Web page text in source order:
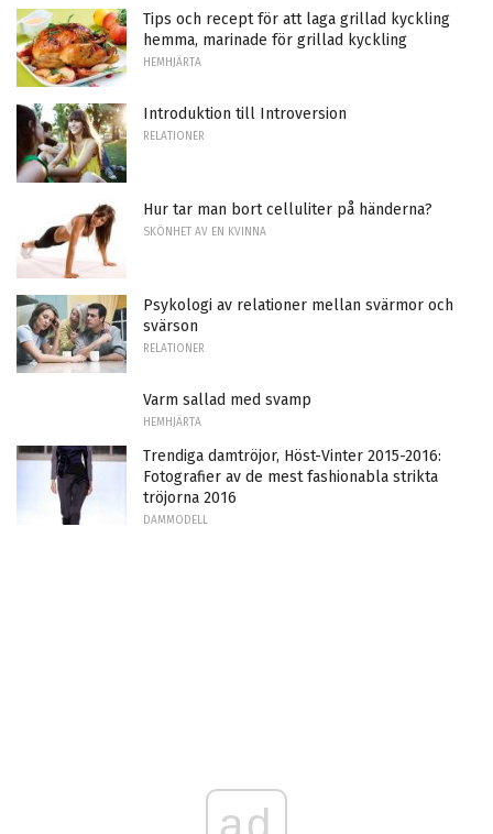
Tips och recept för att laga grillad kyckling
hemma, marinade för grillad kyckling
HEMHJÄRTA
Introduktion till Introversion
RELATIONER
Hur tar man bort celluliter på händerna?
SKÖNHET AV EN KVINNA
Psykologi av relationer mellan svärmor och
svärson
RELATIONER
Varm sallad med svamp
HEMHJÄRTA
Trendiga damtröjor, Höst-Vinter 2015-2016:
Fotografier av de mest fashionabla strikta
tröjorna 2016
DAMMODELL